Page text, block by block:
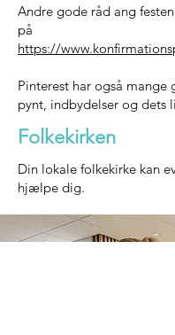
Andre gode råd ang
på
https://
Pinterest har også mange
pynt, indbydelser og dets
Folkekirken
Din lokale folkekirke kan
hjælpe dig.